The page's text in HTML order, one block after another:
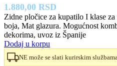
1.880,00 RSD
Zidne pločice za kupatilo I klase
boja, Mat glazura. Mogućnost
dekorima, uvoz iz Španije
Dodaj u korpu
NE može se slati kurirskim